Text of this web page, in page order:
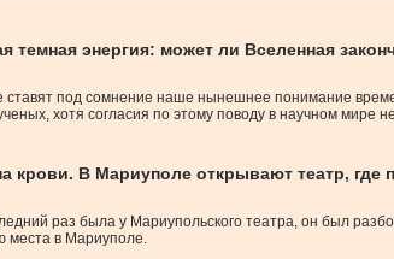
темная энергия: может ли Вселенная
под сомнение наше нынешнее понимание
хотя согласия по этому поводу в научном мире
крови. В Мариуполе открывают театр, где
раз была у Мариупольского театра, он был
места в Мариуполе.